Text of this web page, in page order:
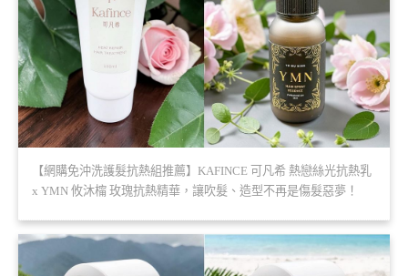
【網購免沖洗護髮抗熱組推薦】KAFINCE 可凡希 熱戀絲光抗熱乳
x YMN 攸沐橣 玫瑰抗熱精華，讓吹髮、造型不再是傷髮惡夢！